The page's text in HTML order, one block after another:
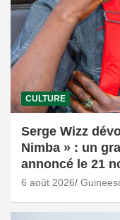
CULTURE
Serge Wizz
Nimba » : un
annoncé le 21
6 août 2026